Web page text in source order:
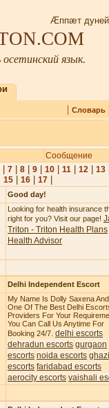
Æппæт
язык.
| Словарь|
Сообщение
| 7| 8| 9| 10| 11| 12| 13|
15| 16| 17|
Good day!
Looking for health insurance
right for you? Visit our page!
Triton - Triton Health Plans
Health Advisor
Delhi Independent Escort
My Name Is Dolly Saxena
One Of The Best Delhi
Providers For Your
You Can Call Us Anytime For
Booking 24/7. delhi escorts
dehradun escorts gurgaon
escorts noida escorts
escorts faridabad escorts
aerocity escorts vaishali